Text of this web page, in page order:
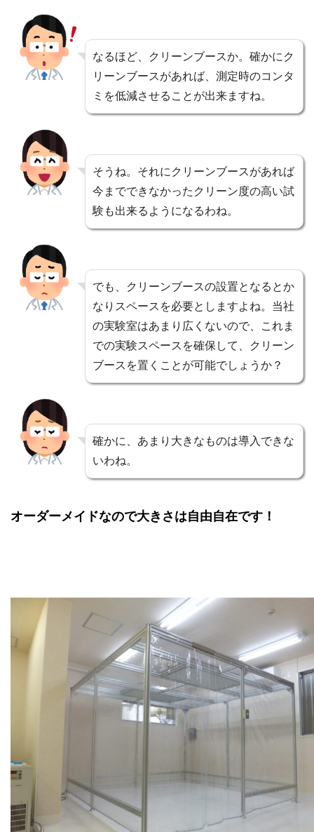
なるほど、クリーンブースか。確かにク
リーンブースがあれば、測定時のコンタ
ミを低減させることが出来ますね。
そうね。それにクリーンブースがあれば
今までできなかったクリーン度の高い試
験も出来るようになるわね。
でも、クリーンブースの設置となるとか
なりスペースを必要としますよね。当社
の実験室はあまり広くないので、これま
での実験スペースを確保して、クリーン
ブースを置くことが可能でしょうか？
確かに、あまり大きなものは導入できな
いわね。
オーダーメイドなので大きさは自由自在です！